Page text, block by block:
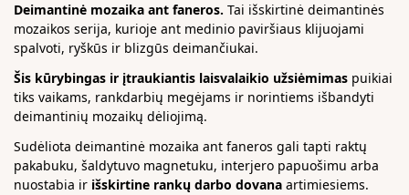
Deimantinė mozaika ant faneros. Tai išskirtinė deimantinės
mozaikos serija, kurioje ant medinio paviršiaus klijuojami
spalvoti, ryškūs ir blizgūs deimančiukai.
Šis kūrybingas ir įtraukiantis laisvalaikio užsiėmimas puikiai
tiks vaikams, rankdarbių megėjams ir norintiems išbandyti
deimantinių mozaikų dėliojimą.
Sudėliota deimantinė mozaika ant faneros gali tapti raktų
pakabuku, šaldytuvo magnetuku, interjero papuošimu arba
nuostabia ir išskirtine rankų darbo dovana artimiesiems.